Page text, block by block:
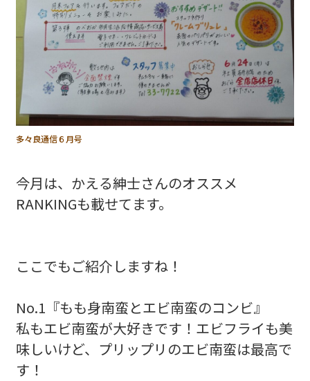
多々良通信６月号
今月は、かえる紳士さんのオススメ
RANKINGも載せてます。
ここでもご紹介しますね！
No.1『もも身南蛮とエビ南蛮のコンビ』
私もエビ南蛮が大好きです！エビフライも美
味しいけど、プリップリのエビ南蛮は最高で
す！